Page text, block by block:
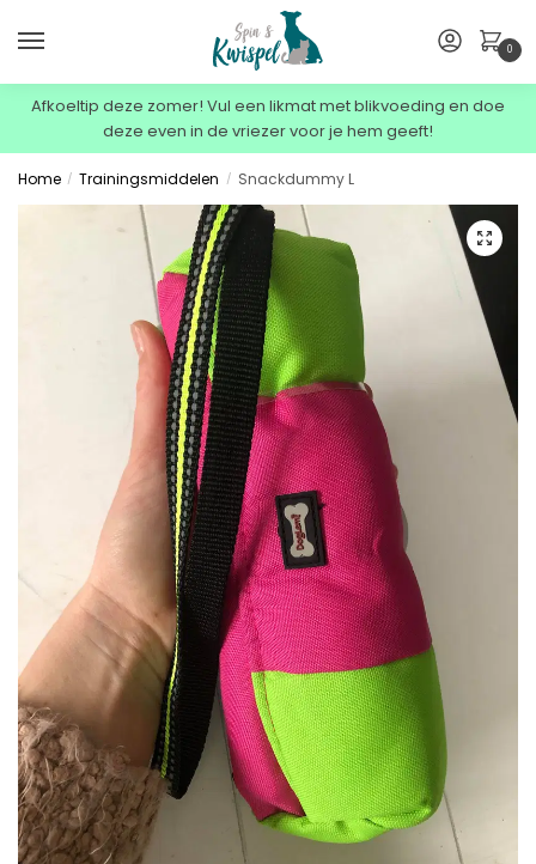
0
Afkoeltip deze zomer! Vul een likmat met blikvoeding en doe
deze even in de vriezer voor je hem geeft!
Home / Trainingsmiddelen / Snackdummy L